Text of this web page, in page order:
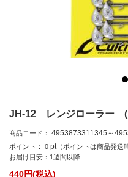
JH-12 レンジローラー
商品コード： 4953873311345～
ポイント： 0 pt （ポイントは商品発送
お届け目安：1週間以降
440円(税込)